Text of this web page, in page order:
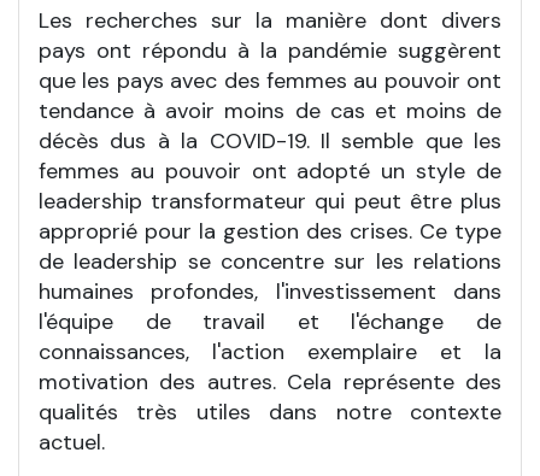
Les recherches sur la manière dont divers
pays ont répondu à la pandémie suggèrent
que les pays avec des femmes au pouvoir ont
tendance à avoir moins de cas et moins de
décès dus à la COVID-19. Il semble que les
femmes au pouvoir ont adopté un style de
leadership transformateur qui peut être plus
approprié pour la gestion des crises. Ce type
de leadership se concentre sur les relations
humaines profondes, l'investissement dans
l'équipe de travail et l'échange de
connaissances, l'action exemplaire et la
motivation des autres. Cela représente des
qualités très utiles dans notre contexte
actuel.